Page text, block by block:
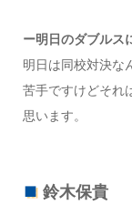
ー明日のダブルス
明日は同校対決な
苦手ですけどそれ
思います。
鈴木保貴